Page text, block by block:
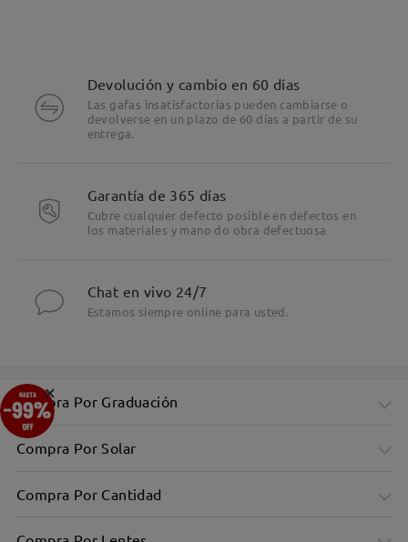
Devolución y cambio en 60 días
Las gafas insatisfactorias pueden cambiarse o
devolverse en un plazo de 60 días a partir de su
entrega.
Garantía de 365 días
Cubre cualquier defecto posible en defectos en
los materiales y mano do obra defectuosa
Chat en vivo 24/7
Estamos siempre online para usted.
Compra Por Graduación
Compra Por Solar
Compra Por Cantidad
×